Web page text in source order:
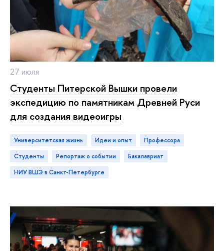
27 июля
Студенты Питерской Вышки провели
экспедицию по памятникам Древней Руси
для создания видеоигры
Университетская жизнь идеи и опыт
профессора
студенты
репортаж о событии
бакалавриат
НИУ ВШЭ в Санкт-Петербурге